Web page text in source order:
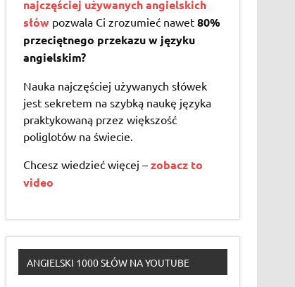
najczęściej używanych angielskich
słów pozwala Ci zrozumieć nawet80%
przeciętnego przekazu w języku
angielskim?
Nauka najczęściej używanych słówek
jest sekretem na szybką naukę języka
praktykowaną przez większość
poliglotów na świecie.
Chcesz wiedzieć więcej –zobacz to
video
ANGIELSKI 1000 SŁÓW NA YOUTUBE